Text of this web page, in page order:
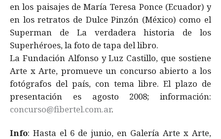
en los paisajes de María Teresa Ponce (Ecuador) y
en los retratos de Dulce Pinzón (México) como el
Superman de La verdadera historia de los
Superhéroes, la foto de tapa del libro.
La Fundación Alfonso y Luz Castillo, que sostiene
Arte x Arte, promueve un concurso abierto a los
fotógrafos del país, con tema libre. El plazo de
presentación es agosto 2008; información:
concurso@fibertel.com.ar.
Info: Hasta el 6 de junio, en Galería Arte x Arte,